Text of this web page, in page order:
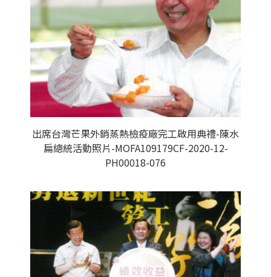
出席台灣芒果外銷蒸熱檢疫廠完工啟用典禮-陳水
扁總統活動照片-MOFA109179CF-2020-12-
PH00018-076